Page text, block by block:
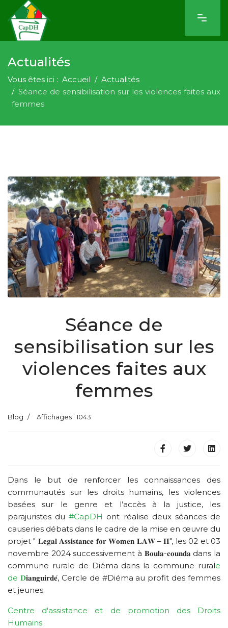
Actualités
Vous êtes ici : Accueil
Actualités
Séance de sensibilisation sur les violences faites aux
femmes
Séance de
sensibilisation sur les
violences faites aux
femmes
Blog Affichages : 1043
Dans le but de renforcer les connaissances des
communautés sur les droits humains, les violences
basées sur le genre et l’accès à la justice, les
parajuristes du#CapDH ont réalise deux séances de
causeries débats dans le cadre de la mise en œuvre du
projet " 𝐋𝐞𝐠𝐚𝐥 𝐀𝐬𝐬𝐢𝐬𝐭𝐚𝐧𝐜𝐞 𝐟𝐨𝐫 𝐖𝐨𝐦𝐞𝐧 𝐋𝐀𝐖 – 𝐈𝐈", les 02 et 03
novembre 2024 successivement à 𝐁𝐨𝐮𝐥𝐚-𝐜𝐨𝐮𝐧𝐝𝐚 dans la
commune rurale de Diéma dans la commune rurale
de 𝐃𝐢𝐚𝐧𝐠𝐮𝐢𝐫𝐝𝐞́, Cercle de #Diéma au profit des femmes
et jeunes.
Centre d'assistance et de promotion des Droits
Humains